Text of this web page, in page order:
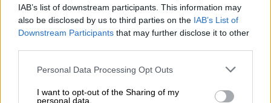
IAB’s list of downstream participants. This information may
also be disclosed by us to third parties on the IAB’s List of
Downstream Participants that may further disclose it to other
Please note that this website/app uses one or more Google
not limited to your visit or usage behaviour. You may click to
Personal Data Processing Opt Outs
I want to opt-out of the Sharing of my
personal data.